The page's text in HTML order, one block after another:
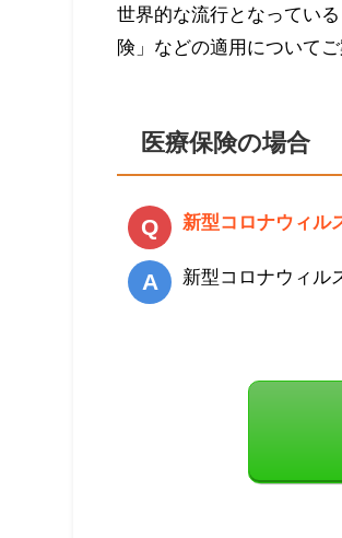
世界的な流行となってい
険」などの適用についてご
医療保険の場合
新型コロナウィル
新型コロナウィル